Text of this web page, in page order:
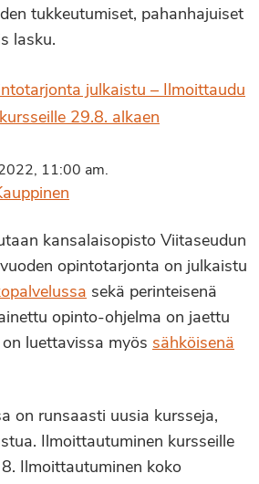
tukkeutumiset, pahanhajuiset
lasku.
julkaistu – Ilmoittaudu
29.8. alkaen
11:00 am.
kansalaisopisto Viitaseudun
opintotarjonta on julkaistu
sekä perinteisenä
opinto-ohjelma on jaettu
luettavissa myös sähköisenä
on runsaasti uusia kursseja,
Ilmoittautuminen kursseille
Ilmoittautuminen koko